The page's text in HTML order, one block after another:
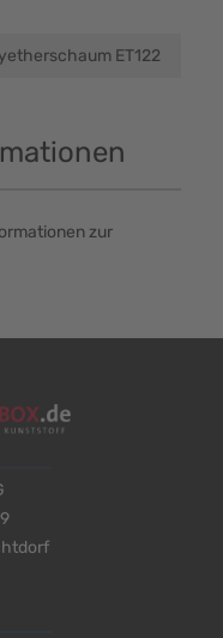
ET122
zur